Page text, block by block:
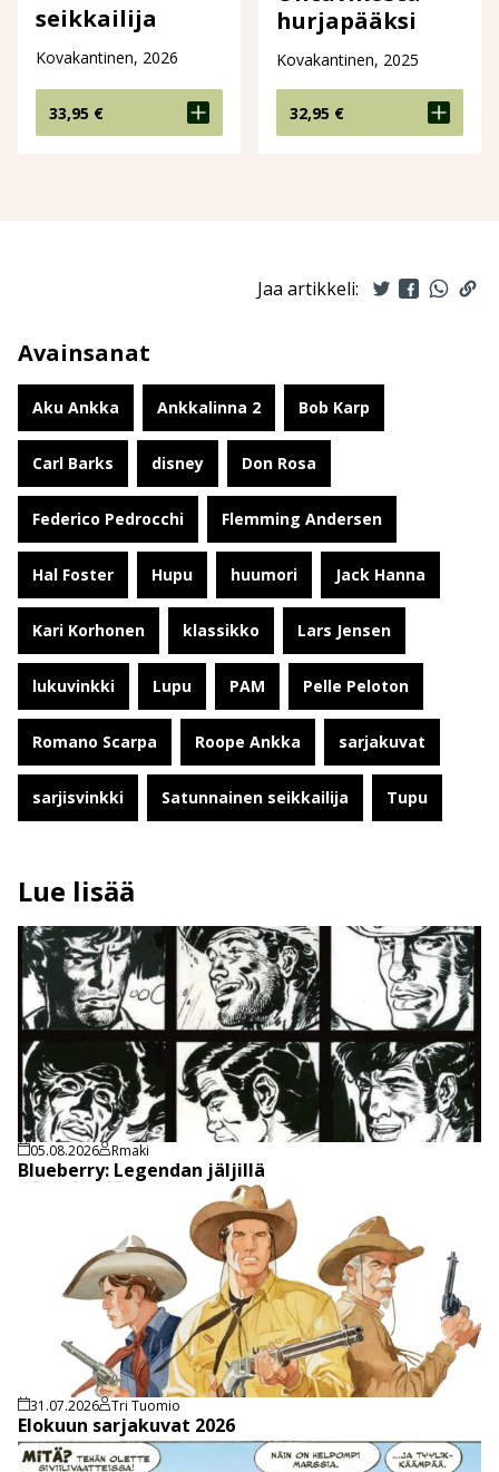
seikkailija
Kovakantinen, 2026
33,95 €
hurjapääksi
Kovakantinen, 2025
32,95 €
Jaa artikkeli:
Avainsanat
Aku Ankka Ankkalinna 2 Bob Karp
Carl Barks disney Don Rosa
Federico Pedrocchi Flemming Andersen
Hal Foster Hupu huumori Jack Hanna
Kari Korhonen klassikko Lars Jensen
lukuvinkki Lupu PAM Pelle Peloton
Romano Scarpa Roope Ankka sarjakuvat
sarjisvinkki Satunnainen seikkailija Tupu
Lue lisää
05.08.2026 Rmaki
Blueberry: Legendan jäljillä
31.07.2026 Tri Tuomio
Elokuun sarjakuvat 2026